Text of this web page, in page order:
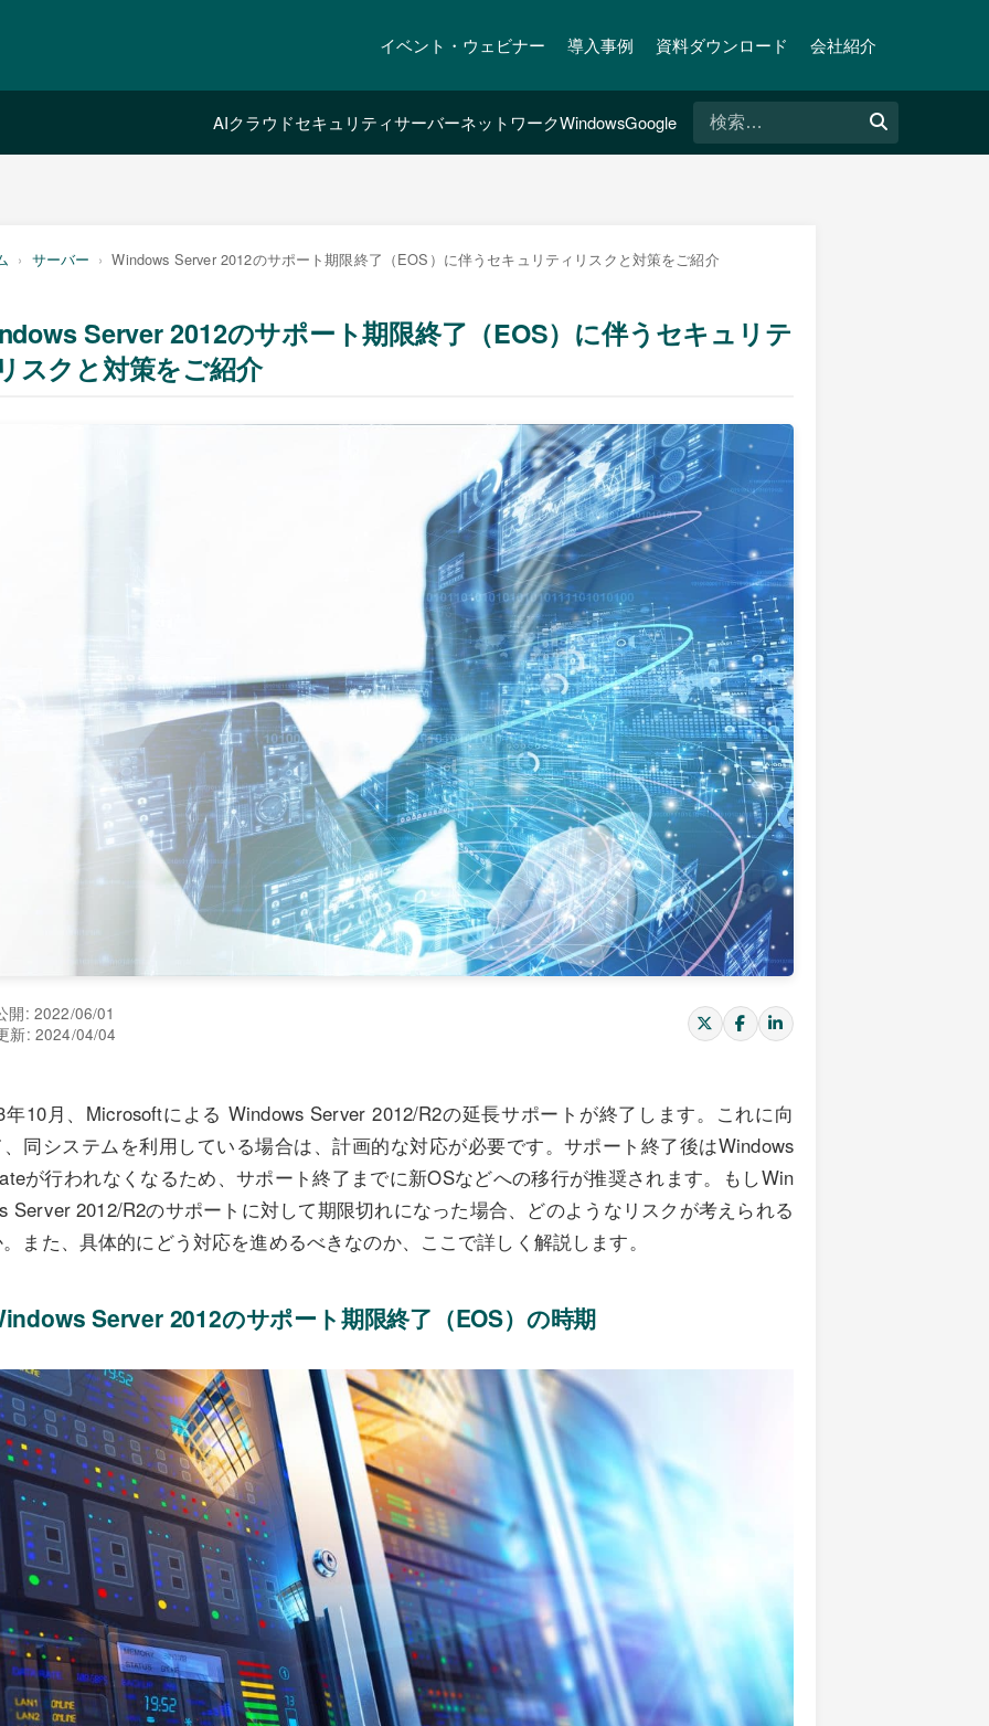
イベント・ウェビナー 導入事例 資料ダウンロード 会社紹介
AIクラウドセキュリティサーバーネットワークWindowsGoogle
検
索:
サーバー Windows Server 2012のサポート期限終了（EOS）に伴うセキュリティリスクと対策をご紹介
Server 2012のサポート期限終了（EOS）に伴うセキュリテ
スクと対策をご紹介
開: 2022/06/01
新: 2024/04/04
年10月、Microsoftによる Windows Server 2012/R2の延長サポートが終了します。これに向
同システムを利用している場合は、計画的な対応が必要です。サポート終了後はWindows
が行われなくなるため、サポート終了までに新OSなどへの移行が推奨されます。もしWin
Server 2012/R2のサポートに対して期限切れになった場合、どのようなリスクが考えられる
また、具体的にどう対応を進めるべきなのか、ここで詳しく解説します。
Server 2012のサポート期限終了（EOS）の時期